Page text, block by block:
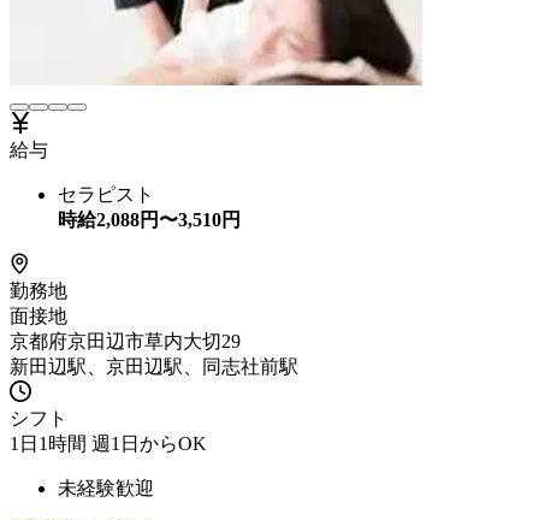
給与
セラピスト
時給2,088円〜3,510円
勤務地
面接地
京都府京田辺市草内大切29
新田辺駅、京田辺駅、同志社前駅
シフト
1日1時間 週1日からOK
未経験歓迎